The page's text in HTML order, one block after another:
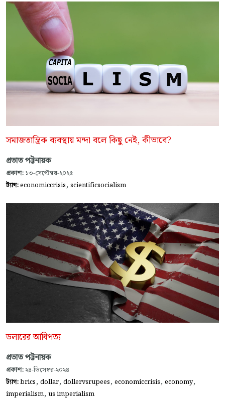
সমাজতান্ত্রিক ব্যবস্থায় মন্দা বলে কিছু নেই, কীভাবে?
প্রভাত পট্টনায়ক
প্রকাশ: ১৩-সেপ্টেম্বর-২০২৫
ট্যাগ:economiccrisis, scientificsocialism
ডলারের আধিপত্য
প্রভাত পট্টনায়ক
প্রকাশ: ২৪-ডিসেম্বর-২০২৪
ট্যাগ:brics, dollar, dollervsrupees, economiccrisis, economy,
imperialism, us imperialism